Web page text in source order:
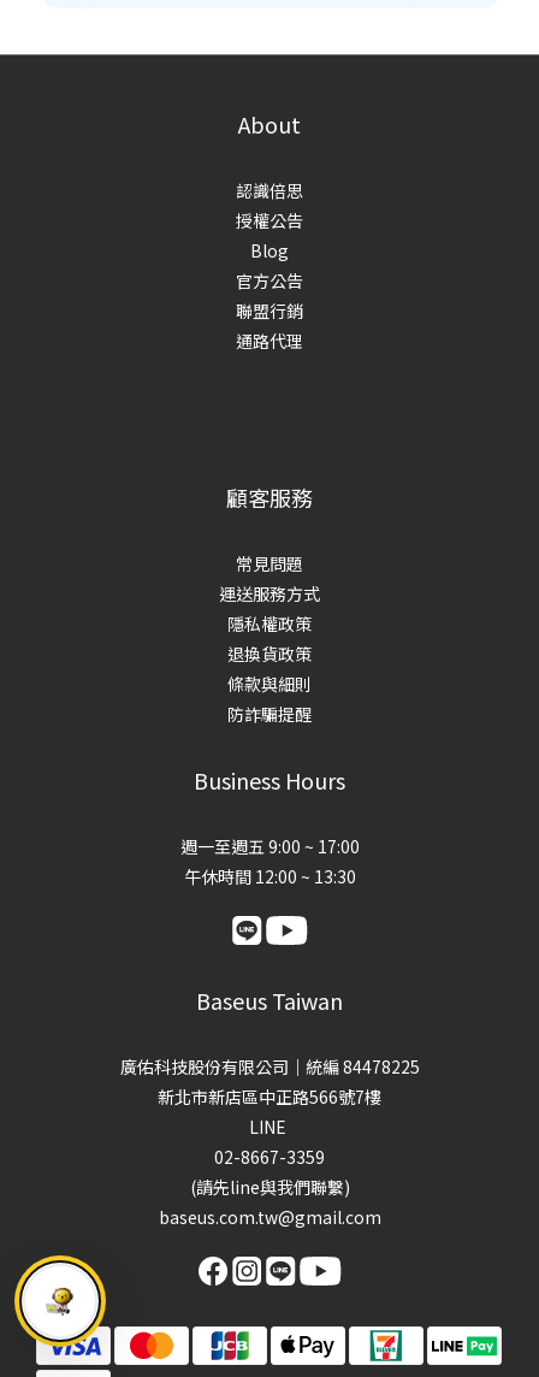
About
認識倍思
授權公告
Blog
官方公告
聯盟行銷
通路代理
顧客服務
常見問題
運送服務方式
隱私權政策
退換貨政策
條款與細則
防詐騙提醒
Business Hours
週一至週五 9:00 ~ 17:00
午休時間 12:00 ~ 13:30
Baseus Taiwan
廣佑科技股份有限公司｜統編 84478225
新北市新店區中正路566號7樓
LINE
02-8667-3359
(請先line與我們聯繫)
baseus.com.tw@gmail.com